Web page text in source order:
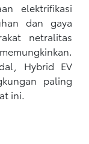
elektrifikasi
dan gaya
netralitas
Hybrid EV
paling
ini.